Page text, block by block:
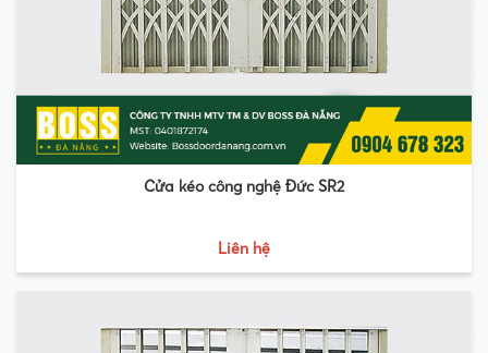
Cửa kéo công nghệ Đức SR2
Liên hệ